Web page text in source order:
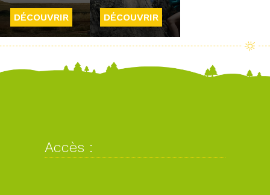
DÉCOUVRIR DÉCOUVRIR
Accès :